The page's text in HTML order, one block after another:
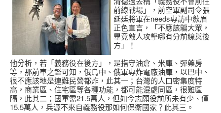
前線戰場」，前空軍副司令張
延廷將軍在needs專訪中歛眉
正色直言，「不應該騙大眾，
畢竟敵人攻擊哪有分前線與後
方」！
他分析，若「義務役在後方」，是指守油倉、米庫、彈藥房
等，那前車之鑑可知，俄烏中、俄軍專炸電廠油庫，以巴中、
很不應該地是連難民營都炸，此其一；台灣的人口密集度特
高，商業區、住宅區等各種功能，都可能混處同區，很難區
隔，此其二；國軍需21.5萬人，但如今志願役前所未有少、僅
15.5萬人，兵源不來自義務役那如何保衛國家？此其三。